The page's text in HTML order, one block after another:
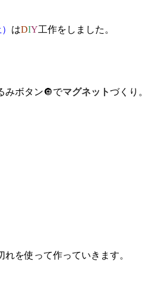
はDIY工作をしました。
みボタン🔘でマグネットづくり。
れを使って作っていきます。